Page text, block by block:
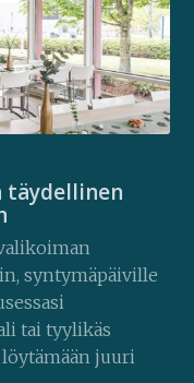
täydellinen
syntymäpäiville
tai tyylikäs
löytämään juuri